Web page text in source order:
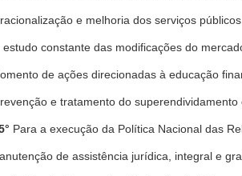
racionalização e melhoria dos serviços
estudo constante das modificações do
de ações direcionadas à educação
e tratamento do
Para a execução da Política Nacional das
de assistência jurídica, integral e